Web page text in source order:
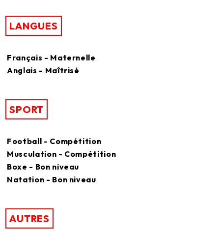
LANGUES
Français - Maternelle
Anglais - Maîtrisé
SPORT
Football - Compétition
Musculation - Compétition
Boxe - Bon niveau
Natation - Bon niveau
AUTRES